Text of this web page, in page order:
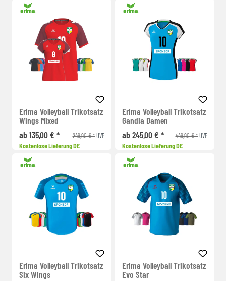
Erima Volleyball Trikotsatz
Wings Mixed
ab 135,00 € *
249,90 € *UVP
Kostenlose Lieferung DE
Erima Volleyball Trikotsatz
Gandia Damen
ab 245,00 € *
449,90 € *UVP
Kostenlose Lieferung DE
Erima Volleyball Trikotsatz
Six Wings
Erima Volleyball Trikotsatz
Evo Star